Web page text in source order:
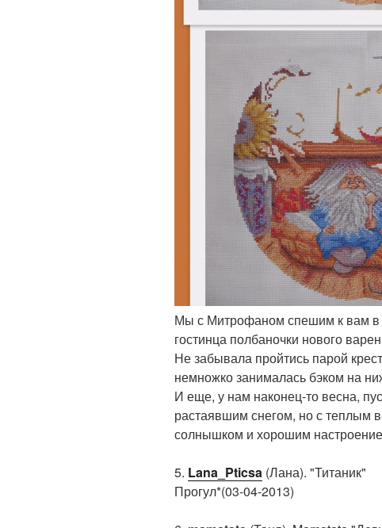
Мы с Митрофаном спешим к вам в
гостинца полбаночки нового
Не забывала пройтись парой
немножко занималась бэком на
И еще, у нам наконец-то весна,
растаявшим снегом, но с теплым
солнышком и хорошим
5. Lana_Pticsa (Лана). "Титаник"
Прогул*(03-04-2013)